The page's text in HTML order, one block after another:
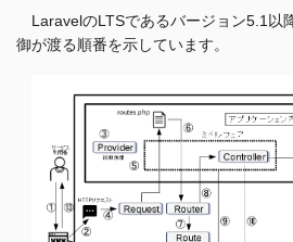
LaravelのLTSであるバージョン5.1以
御が渡る順番を示しています。